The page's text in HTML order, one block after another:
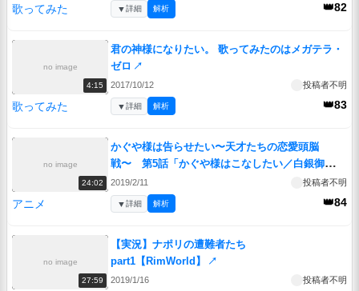
歌ってみた 👑82
▼詳細 解析
no image
4:15
君の神様になりたい。 歌ってみたのはメガテラ・
ゼロ ↗
2017/10/12 投稿者不明
歌ってみた 👑83
▼詳細 解析
no image
24:02
かぐや様は告らせたい〜天才たちの恋愛頭脳
戦〜 第5話「かぐや様はこなしたい／白銀御行は
見せつけたい／かぐや様は差されたい」
↗
2019/2/11 投稿者不明
アニメ 👑84
▼詳細 解析
no image
27:59
【実況】ナポリの遭難者たち
part1【RimWorld】
↗
2019/1/16 投稿者不明